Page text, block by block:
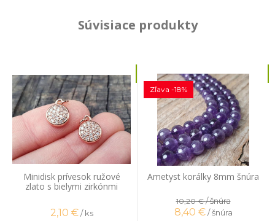
Súvisiace produkty
Minidisk prívesok ružové
zlato s bielymi zirkónmi
2,10 € / ks
Ametyst korálky 8mm šnúra
Zľava -18%
10,20 €/ šnúra
8,40 € / šnúra